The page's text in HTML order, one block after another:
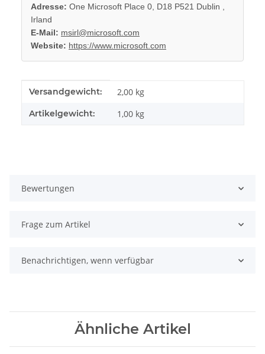
Adresse: One Microsoft Place 0, D18 P521 Dublin ,
Irland
E-Mail: msirl@microsoft.com
Website: https://www.microsoft.com
Produkteigenschaft
Wert
Versandgewicht: 2,00 kg
Artikelgewicht: 1,00 kg
Bewertungen
Frage zum Artikel
Benachrichtigen, wenn verfügbar
Ähnliche Artikel